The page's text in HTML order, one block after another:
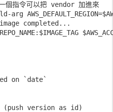
指令可以把 vendor 加進來
arg
completed...
on `date`
version as id)